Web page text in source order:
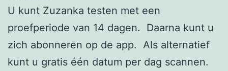
U kunt Zuzanka testen met een
proefperiode van 14 dagen. Daarna kunt u
zich abonneren op de app. Als alternatief
kunt u gratis één datum per dag scannen.